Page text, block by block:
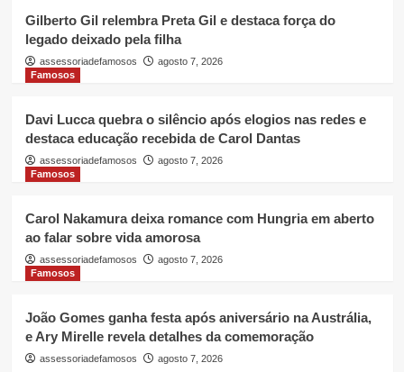
Gilberto Gil relembra Preta Gil e destaca força do
legado deixado pela filha
assessoriadefamosos
agosto 7, 2026
Famosos
Davi Lucca quebra o silêncio após elogios nas redes e
destaca educação recebida de Carol Dantas
assessoriadefamosos
agosto 7, 2026
Famosos
Carol Nakamura deixa romance com Hungria em aberto
ao falar sobre vida amorosa
assessoriadefamosos
agosto 7, 2026
Famosos
João Gomes ganha festa após aniversário na Austrália,
e Ary Mirelle revela detalhes da comemoração
assessoriadefamosos agosto 7, 2026